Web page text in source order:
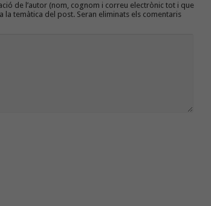
de l’autor (nom, cognom i correu electrònic tot i que
la temàtica del post. Seran eliminats els comentaris